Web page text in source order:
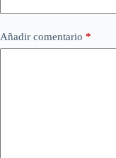
Añadir comentario *